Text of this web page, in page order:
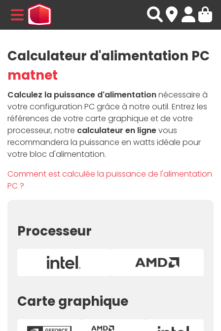
MENU
Calculateur d'alimentation PC
matnet
Calculez la puissance d'alimentationnécessaire à
votre configuration PC grâce à notre outil. Entrez les
références de votre carte graphique et de votre
processeur, notre calculateur en lignevous
recommandera la puissance en watts idéale pour
votre bloc d'alimentation.
Comment est calculée la puissance de l'alimentation
PC ?
Processeur
Carte graphique